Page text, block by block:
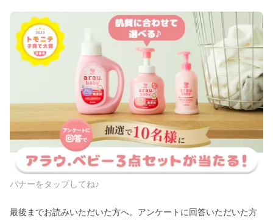
バナーをタップしてね♪
最後までお読みいただいた方へ。アンケートに回答いただいた方